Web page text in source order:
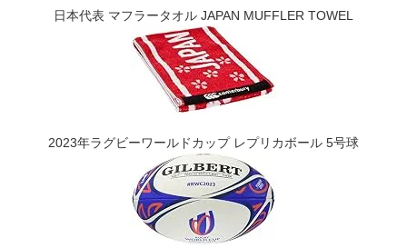
日本代表 マフラータオル JAPAN MUFFLER TOWEL
2023年ラグビーワールドカップ レプリカボール 5号球